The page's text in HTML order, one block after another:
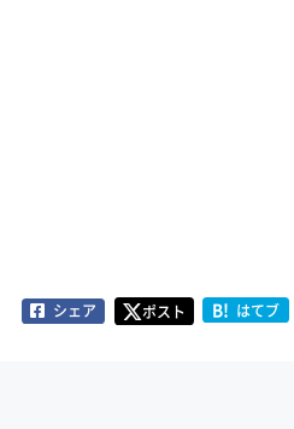
シェア ポスト B! はてブ